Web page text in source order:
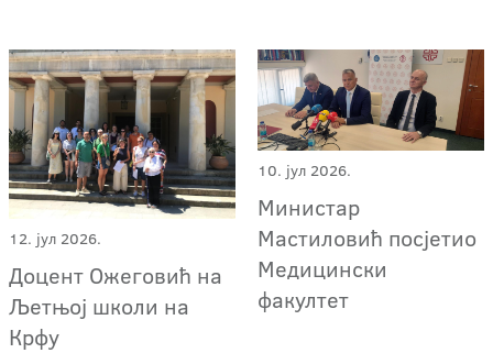
12. јул 2026.
Доцент Ожеговић на
Љетњој школи на
Крфу
10. јул 2026.
Министар
Мастиловић посјетио
Медицински
факултет